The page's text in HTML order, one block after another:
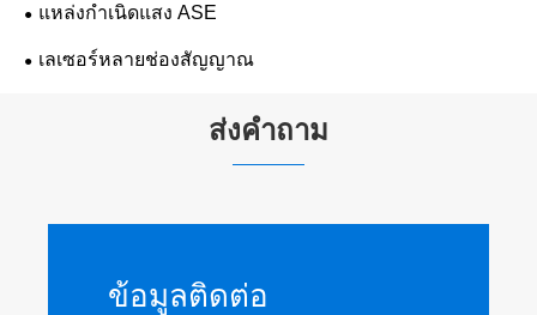
แหล่งกำเนิดแสง ASE
เลเซอร์หลายช่องสัญญาณ
ส่งคำถาม
ข้อมูลติดต่อ